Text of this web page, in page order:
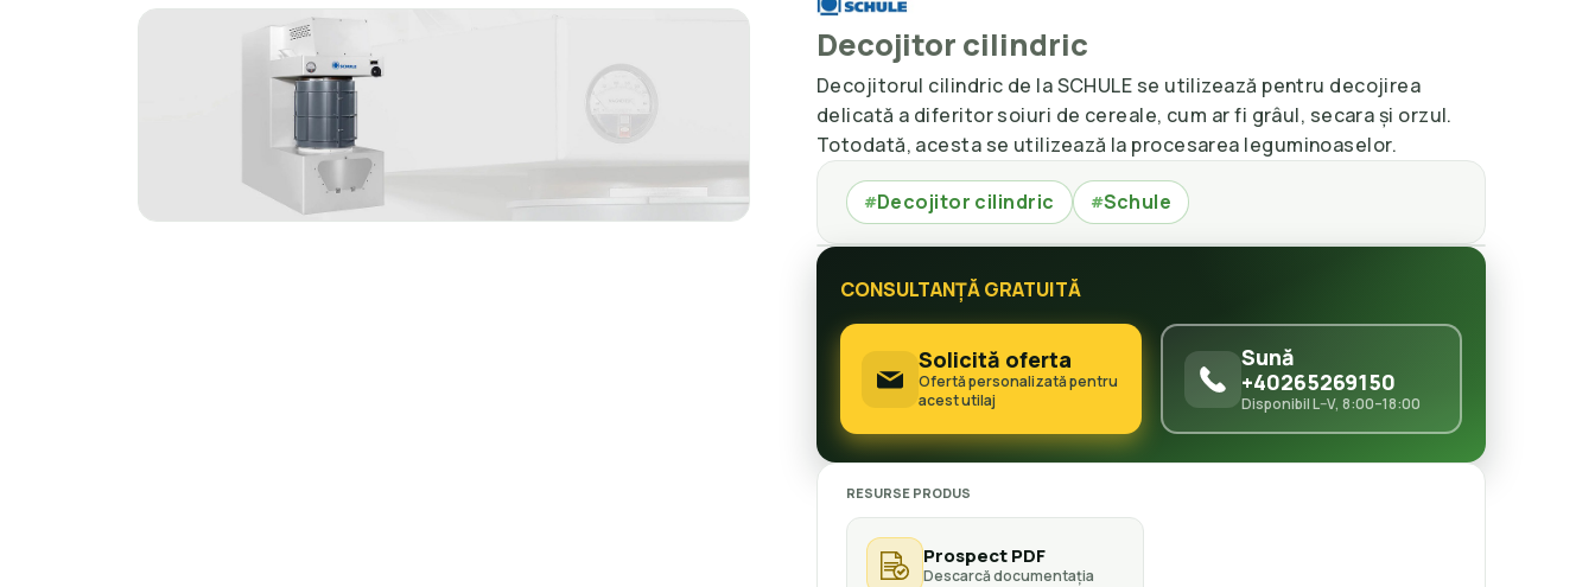
Decojitor cilindric
Decojitorul cilindric de la SCHULE se utilizează pentru decojirea
delicată a diferitor soiuri de cereale, cum ar fi grâul, secara și orzul.
Totodată, acesta se utilizează la procesarea leguminoaselor.
#Decojitor cilindric #Schule
CONSULTANȚĂ GRATUITĂ
Solicită oferta
Ofertă personalizată pentru
acest utilaj
Sună
+40265269150
Disponibil L–V, 8:00–18:00
RESURSE PRODUS
Prospect PDF
Descarcă documentația